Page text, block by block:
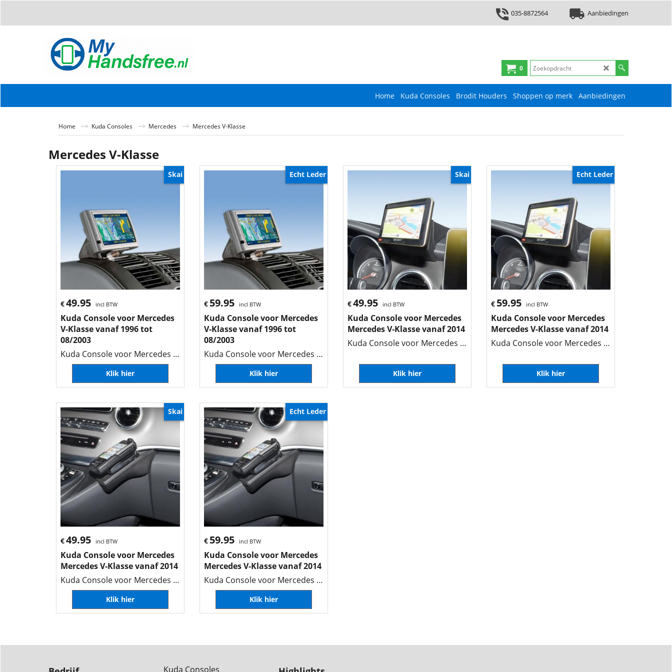
035-8872564 Aanbiedingen
0
Home Kuda Consoles Brodit Houders Shoppen op merk Aanbiedingen
Home Kuda Consoles Mercedes Mercedes V-Klasse
Mercedes V-Klasse
Skai
€49.95 incl BTW
Kuda Console voor Mercedes
V-Klasse vanaf 1996 tot
08/2003
Kuda Console voor Mercedes V-Klasse vanaf 1996 tot 08/2003
Klik hier
Echt Leder
€ 59.95 incl BTW
Kuda Console voor Mercedes
V-Klasse vanaf 1996 tot
08/2003
Kuda Console voor Mercedes V-Klasse vanaf 1996 tot 08/2003
Klik hier
Skai
€49.95 incl BTW
Kuda Console voor Mercedes
Mercedes V-Klasse vanaf 2014
Kuda Console voor Mercedes Mercedes V-Klasse vanaf 2014
Klik hier
Echt Leder
€ 59.95 incl BTW
Kuda Console voor Mercedes
Mercedes V-Klasse vanaf 2014
Kuda Console voor Mercedes Mercedes V-Klasse vanaf 2014
Klik hier
Skai
€49.95 incl BTW
Kuda Console voor Mercedes
Mercedes V-Klasse vanaf 2014
Kuda Console voor Mercedes Mercedes V-Klasse vanaf 2014
Klik hier
Echt Leder
€ 59.95 incl BTW
Kuda Console voor Mercedes
Mercedes V-Klasse vanaf 2014
Kuda Console voor Mercedes Mercedes V-Klasse vanaf 2014
Klik hier
Kuda Consoles